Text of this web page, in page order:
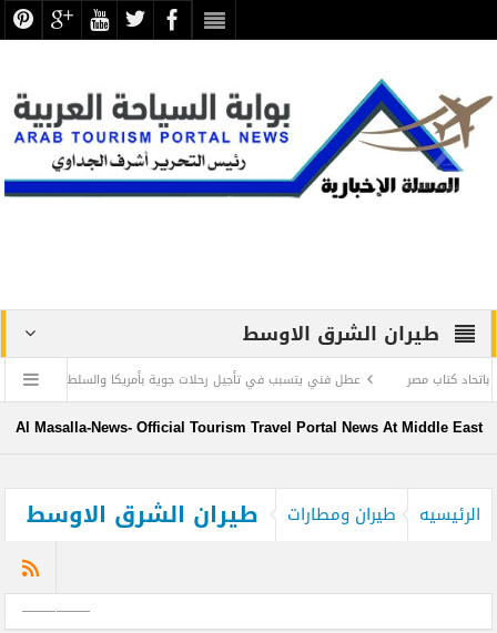
طيران الشرق الاوسط
مصر
عطل فني يتسبب في تأجيل رحلات جوية بأمريكا والسلطات تتحرى الأمر
باب التقدم للمنح الدراسية 2023 بالآثاريين العرب
“كايسيد” : الإعلام شريك
Al Masalla-News- Official Tourism Travel Portal News At Middle East
الرئيسيه طيران ومطارات طيران الشرق الاوسط